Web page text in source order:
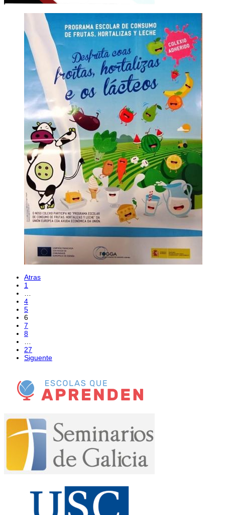
Atras
1
4
5
6
7
8
27
Siguente